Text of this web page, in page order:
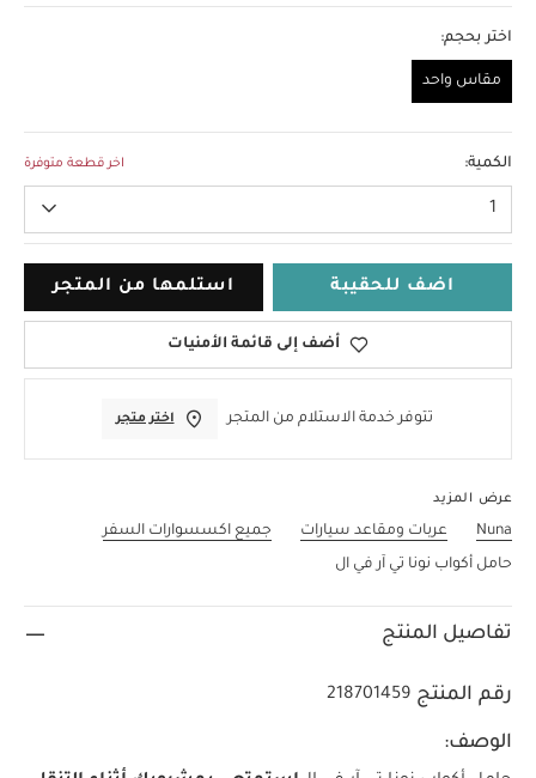
اختر بحجم:
مقاس واحد
الكمية: اخر قطعة متوفرة
1
اضف للحقيبة استلمها من المتجر
أضف إلى قائمة الأمنيات
تتوفر خدمة الاستلام من المتجر اختر متجر
عرض المزيد
Nuna عربات ومقاعد سيارات
جميع اكسسوارات السفر
حامل أكواب نونا تي آر في ال
تفاصيل المنتج
رقم المنتج 218701459
الوصف: